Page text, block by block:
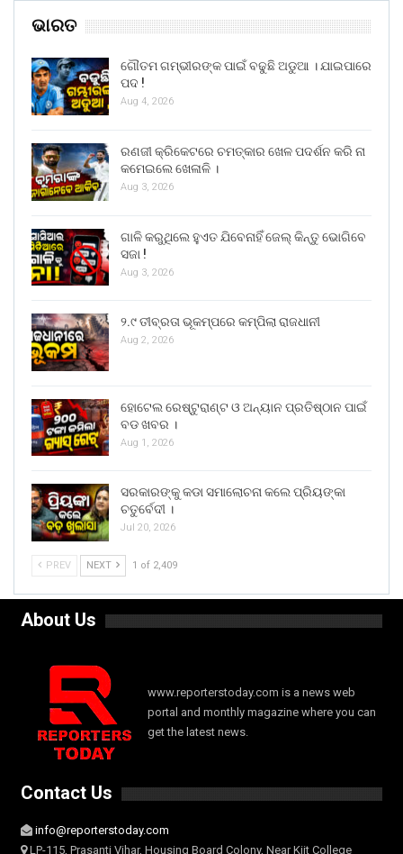
ଭାରତ
ଗୌତମ ଗମ୍ଭୀରଙ୍କ ପାଇଁ ବଢୁଛି ଅଡୁଆ । ଯାଇପାରେ
ପଦ !
Aug 4, 2026
ରଣଜୀ କ୍ରିକେଟରେ ଚମତ୍କାର ଖେଳ ପଦର୍ଶନ କରି ନା
କମେଇଲେ ଖେଳାଳି ।
Aug 3, 2026
ଗାଳି କରୁଥିଲେ ହୁଏତ ଯିବେନାହିଁ ଜେଲ୍ କିନ୍ତୁ ଭୋଗିବେ
ସଜା !
Aug 3, 2026
୨.୯ ତୀବ୍ରତା ଭୂକମ୍ପରେ କମ୍ପିଲା ରାଜଧାନୀ
Aug 2, 2026
ହୋଟେଲ ରେଷ୍ଟୁରାଣ୍ଟ ଓ ଅନ୍ୟାନ ପ୍ରତିଷ୍ଠାନ ପାଇଁ
ବଡ ଖବର ।
Aug 1, 2026
ସରକାରଙ୍କୁ କଡା ସମାଲୋଚନା କଲେ ପ୍ରିୟଙ୍କା
ଚତୁର୍ବେଦୀ ।
Jul 20, 2026
PREV NEXT 1 of 2,409
About Us
www.reporterstoday.com is a news web
portal and monthly magazine where you can
get the latest news.
Contact Us
info@reporterstoday.com
LP-115, Prasanti Vihar, Housing Board Colony, Near Kiit College